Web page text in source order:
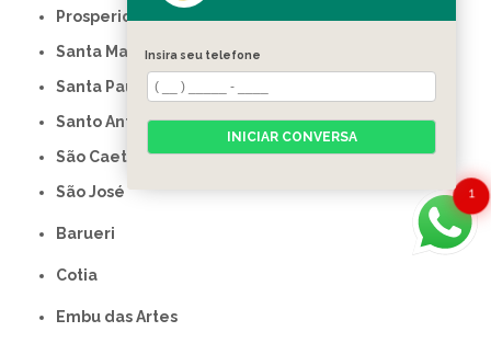
Prosperidade
Santa Maria
Santa Paula
Santo Antônio
São Caetano do Sul
São José
Barueri
Cotia
Embu das Artes
1
Insira seu telefone
INICIAR CONVERSA